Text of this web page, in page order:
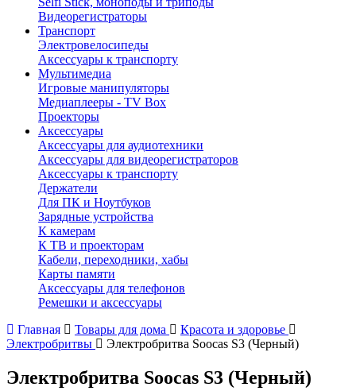
Видеорегистраторы
Транспорт
Электровелосипеды
Аксессуары к транспорту
Мультимедиа
Игровые манипуляторы
Медиаплееры - TV Box
Проекторы
Аксессуары
Аксессуары для аудиотехники
Аксессуары для видеорегистраторов
Аксессуары к транспорту
Держатели
Для ПК и Ноутбуков
Зарядные устройства
К камерам
К ТВ и проекторам
Кабели, переходники, хабы
Карты памяти
Аксессуары для телефонов
Ремешки и аксессуары
Главная
Товары для дома
Красота и здоровье
Электробритвы
Электробритва Soocas S3 (Черный)
Электробритва Soocas S3 (Черный)